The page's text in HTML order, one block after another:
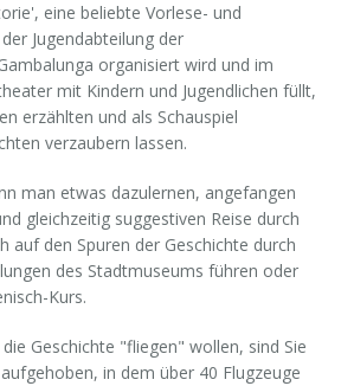
eine beliebte Vorlese- und
Jugendabteilung der
organisiert wird und im
mit Kindern und Jugendlichen füllt,
erzählten und als Schauspiel
verzaubern lassen.
man etwas dazulernen, angefangen
gleichzeitig suggestiven Reise durch
auf den Spuren der Geschichte durch
des Stadtmuseums führen oder
Kurs.
Geschichte "fliegen" wollen, sind Sie
in dem über 40 Flugzeuge